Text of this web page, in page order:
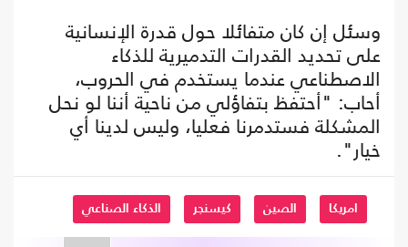
وسئل إن كان متفائلا حول قدرة الإنسانية
على تحديد القدرات التدميرية للذكاء
الاصطناعي عندما يستخدم في الحروب،
أحاب: "أحتفظ بتفاؤلي من ناحية أننا لو نحل
المشكلة فستدمرنا فعليا، وليس لدينا أي
خيار".
امريكا الصين كيسنجر الذكاء الصناعي